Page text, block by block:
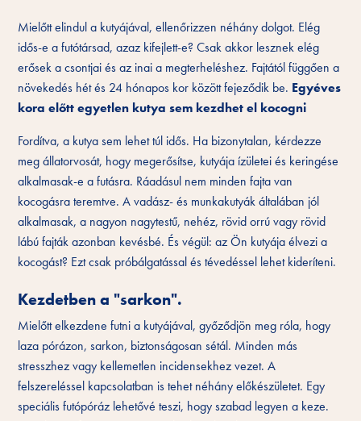
Mielőtt elindul a kutyájával, ellenőrizzen néhány dolgot. Elég
idős-e a futótársad, azaz kifejlett-e? Csak akkor lesznek elég
erősek a csontjai és az inai a megterheléshez. Fajtától függően a
növekedés hét és 24 hónapos kor között fejeződik be. Egyéves
kora előtt egyetlen kutya sem kezdhet el kocogni
Fordítva, a kutya sem lehet túl idős. Ha bizonytalan, kérdezze
meg állatorvosát, hogy megerősítse, kutyája ízületei és keringése
alkalmasak-e a futásra. Ráadásul nem minden fajta van
kocogásra teremtve. A vadász- és munkakutyák általában jól
alkalmasak, a nagyon nagytestű, nehéz, rövid orrú vagy rövid
lábú fajták azonban kevésbé. És végül: az Ön kutyája élvezi a
kocogást? Ezt csak próbálgatással és tévedéssel lehet kideríteni.
Kezdetben a "sarkon".
Mielőtt elkezdene futni a kutyájával, győződjön meg róla, hogy
laza pórázon, sarkon, biztonságosan sétál. Minden más
stresszhez vagy kellemetlen incidensekhez vezet. A
felszereléssel kapcsolatban is tehet néhány előkészületet. Egy
speciális futópóráz lehetővé teszi, hogy szabad legyen a keze.